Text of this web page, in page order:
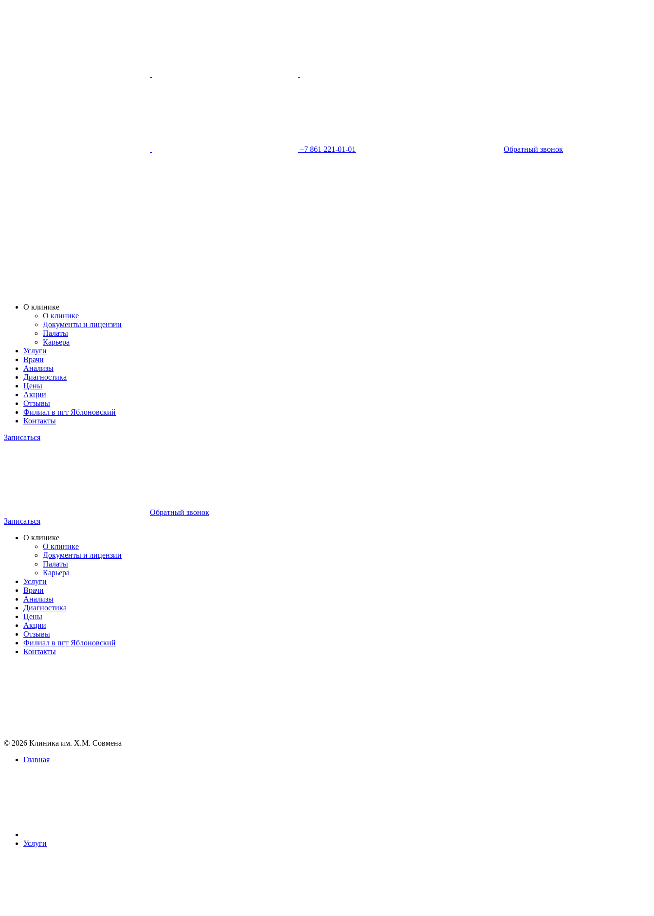
+7 861 221-01-01 Обратный звонок
О клинике
О клинике
Документы и лицензии
Палаты
Карьера
Услуги
Врачи
Анализы
Диагностика
Цены
Акции
Отзывы
Филиал в пгт Яблоновский
Контакты
Записаться
Обратный звонок
Записаться
О клинике
О клинике
Документы и лицензии
Палаты
Карьера
Услуги
Врачи
Анализы
Диагностика
Цены
Акции
Отзывы
Филиал в пгт Яблоновский
Контакты
© 2026 Клиника им. Х.М. Совмена
Главная
Услуги